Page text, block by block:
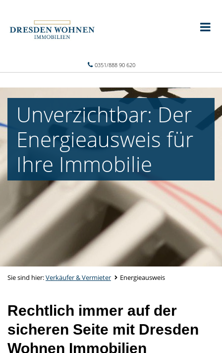
0351/888 90 620
Unverzichtbar: Der
Energieausweis für
Ihre Immobilie
Sie sind hier:Verkäufer & Vermieter Energieausweis
Rechtlich immer auf der
sicheren Seite mit Dresden
Wohnen Immobilien